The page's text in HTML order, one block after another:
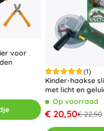
voor
(1)
Kinder-haakse
met licht en
Op voorraad
€ 20,50€ 22,50